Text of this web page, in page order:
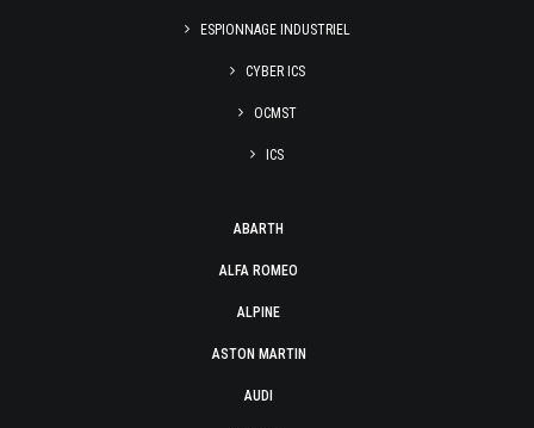
ESPIONNAGE INDUSTRIEL
CYBER ICS
OCMST
ICS
ABARTH
ALFA ROMEO
ALPINE
ASTON MARTIN
AUDI